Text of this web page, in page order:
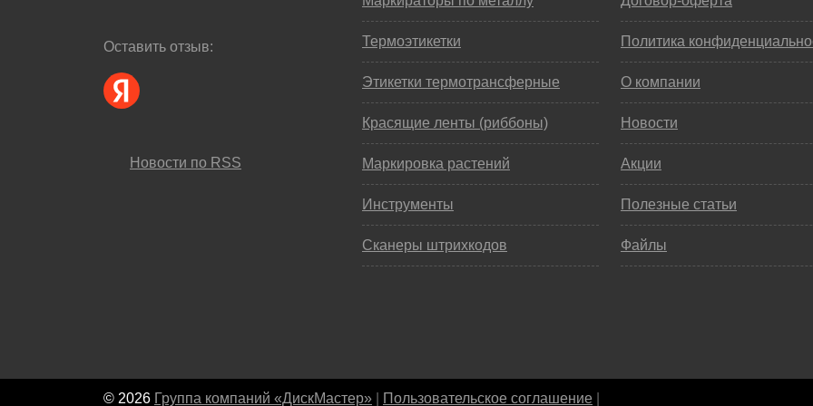
Оставить отзыв:
Новости по RSS
Термоэтикетки
Этикетки термотрансферные
Красящие ленты (риббоны)
Маркировка растений
Инструменты
Сканеры штрихкодов
Политика
О компании
Новости
Акции
Полезные статьи
Файлы
© 2026 Группа компаний «ДискМастер» Пользовательское соглашение